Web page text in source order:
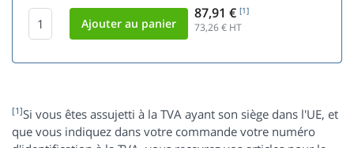
87,91 € [1]
73,26€ HT
[1]Si vous êtes assujetti à la TVA ayant son siège dans l'UE, et
que vous indiquez dans votre commande votre numéro